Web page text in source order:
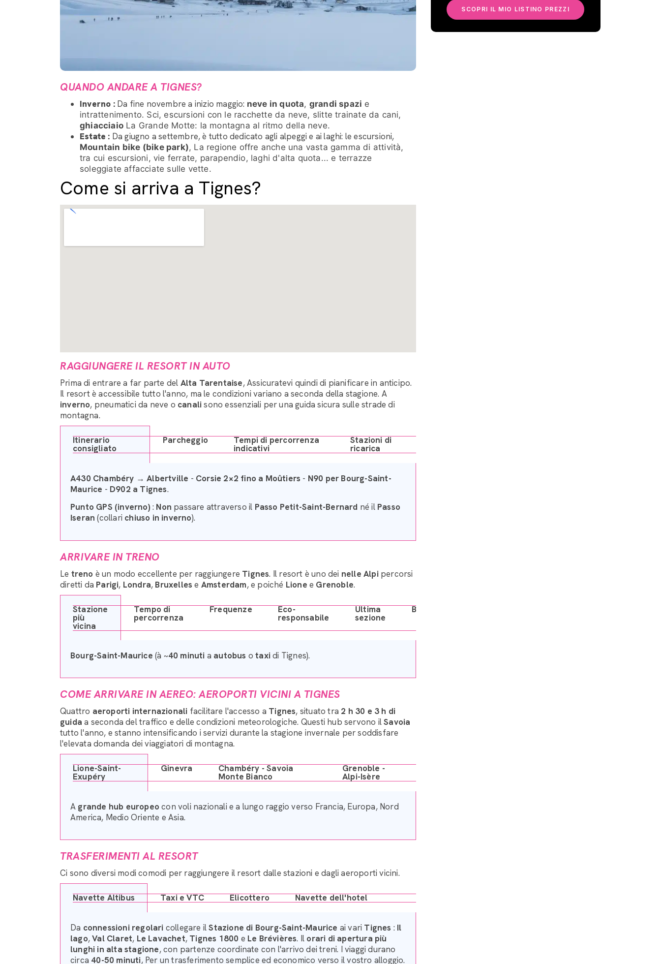
QUANDO ANDARE A TIGNES?
Inverno : Da fine novembre a inizio maggio: neve in quota, grandi spazi e
intrattenimento. Sci, escursioni con le racchette da neve, slitte trainate da cani,
ghiacciaio La Grande Motte: la montagna al ritmo della neve.
Estate : Da giugno a settembre, è tutto dedicato agli alpeggi e ai laghi: le escursioni,
Mountain bike (bike park), La regione offre anche una vasta gamma di attività,
tra cui escursioni, vie ferrate, parapendio, laghi d'alta quota... e terrazze
soleggiate affacciate sulle vette.
Come si arriva a Tignes?
RAGGIUNGERE IL RESORT IN AUTO
Prima di entrare a far parte del Alta Tarentaise, Assicuratevi quindi di pianificare in anticipo.
Il resort è accessibile tutto l'anno, ma le condizioni variano a seconda della stagione. A
inverno, pneumatici da neve o canali sono essenziali per una guida sicura sulle strade di
montagna.
Itinerario
consigliato
Parcheggio Tempi di percorrenza
indicativi
Stazioni di
ricarica
A430 Chambéry → Albertville - Corsie 2×2 fino a Moûtiers - N90 per Bourg-Saint-
Maurice - D902 a Tignes.
Punto GPS (inverno) : Non passare attraverso il Passo Petit-Saint-Bernard né il Passo
Iseran (collari chiuso in inverno).
ARRIVARE IN TRENO
Le treno è un modo eccellente per raggiungere Tignes. Il resort è uno dei nelle Alpi percorsi
diretti da Parigi, Londra, Bruxelles e Amsterdam, e poiché Lione e Grenoble.
Stazione
più
vicina
Tempo di
percorrenza
Frequenze Eco-
responsabile
Ultima
sezione
Biglietti
Bourg-Saint-Maurice (à ~40 minuti a autobus otaxi di Tignes).
COME ARRIVARE IN AEREO: AEROPORTI VICINI A TIGNES
Quattro aeroporti internazionali facilitare l'accesso a Tignes, situato tra 2 h 30 e 3 h di
guida a seconda del traffico e delle condizioni meteorologiche. Questi hub servono ilSavoia
tutto l'anno, e stanno intensificando i servizi durante la stagione invernale per soddisfare
l'elevata domanda dei viaggiatori di montagna.
Lione-Saint-
Exupéry
Ginevra Chambéry - Savoia
Monte Bianco
Grenoble -
Alpi-Isère
A grande hub europeo con voli nazionali e a lungo raggio verso Francia, Europa, Nord
America, Medio Oriente e Asia.
TRASFERIMENTI AL RESORT
Ci sono diversi modi comodi per raggiungere il resort dalle stazioni e dagli aeroporti vicini.
Navette Altibus Taxi e VTC Elicottero Navette dell'hotel
Da connessioni regolari collegare ilStazione di Bourg-Saint-Maurice ai vari Tignes : Il
lago,Val Claret, Le Lavachet, Tignes 1800 e Le Brévières. Il orari di apertura più
lunghi in alta stagione, con partenze coordinate con l'arrivo dei treni. I viaggi durano
circa 40-50 minuti, Per un trasferimento semplice ed economico verso il vostro alloggio.
SCOPRI IL MIO LISTINO PREZZI